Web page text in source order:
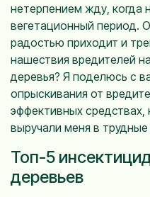
нетерпением жду, когда
вегетационный период.
радостью приходит и
нашествия вредителей
деревья? Я поделюсь с
опрыскивания от
эффективных средствах,
выручали меня в
Топ-5
деревьев